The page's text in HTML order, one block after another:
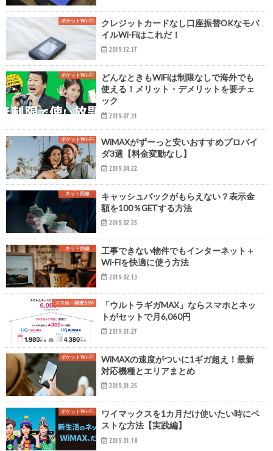
ポケットWi-Fi
クレジットカードなし口座振替OKなモバ
イルWi-Fiはこれだ！
2019.12.17
ポケットWi-Fi
どんなときもWiFiは制限なしで海外でも
使える！メリット・デメリットを要チェ
ック
2019.07.31
ポケットWi-Fi
WiMAXがずーっと安いおすすめプロバイ
ダ3選【料金変動なし】
2019.04.22
ネット回線
キャッシュバックがもらえない？表示金
額を100％GETする方法
2019.02.25
ネット回線
工事できない物件でもインターネット＋
Wi-Fiを快適に使う方法
2019.02.13
スマホ・格安SIM
「ウルトラギガMAX」ならスマホとネッ
トがセットで月6,060円
2019.01.27
ポケットWi-Fi
WiMAXの速度がついに1ギガ超え！最新
対応機種とエリアまとめ
2019.01.25
ポケットWi-Fi
ワイマックスを1カ月だけ使いたい時にベ
ストな方法【実践編】
2019.01.18